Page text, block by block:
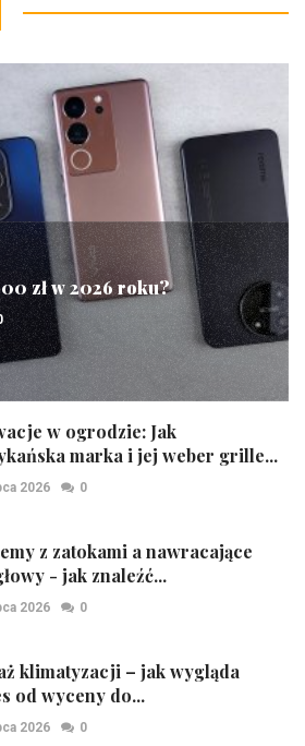
zł w 2026 roku?
w ogrodzie: Jak
marka i jej weber grille...
2026 0
z zatokami a nawracające
- jak znaleźć...
2026 0
klimatyzacji – jak wygląda
od wyceny do...
2026 0